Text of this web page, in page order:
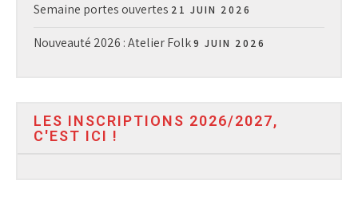
Semaine portes ouvertes 21 JUIN 2026
Nouveauté 2026 : Atelier Folk9 JUIN 2026
LES INSCRIPTIONS 2026/2027,
C'EST ICI !